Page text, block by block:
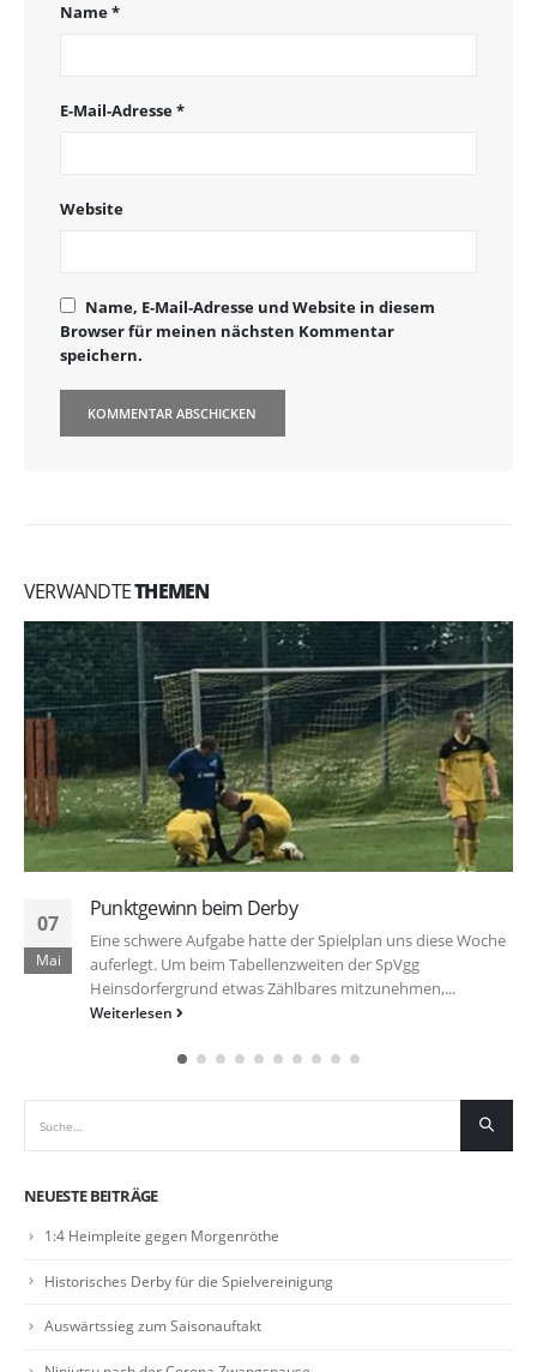
Name*
E-Mail-Adresse*
Website
Name, E-Mail-Adresse und Website in diesem
Browser für meinen nächsten Kommentar
speichern.
VERWANDTETHEMEN
07
Mai
Punktgewinn beim Derby
Eine schwere Aufgabe hatte der Spielplan uns diese Woche
auferlegt. Um beim Tabellenzweiten der SpVgg
Heinsdorfergrund etwas Zählbares mitzunehmen,...
Weiterlesen
NEUESTE BEITRÄGE
1:4 Heimpleite gegen Morgenröthe
Historisches Derby für die Spielvereinigung
Auswärtssieg zum Saisonauftakt